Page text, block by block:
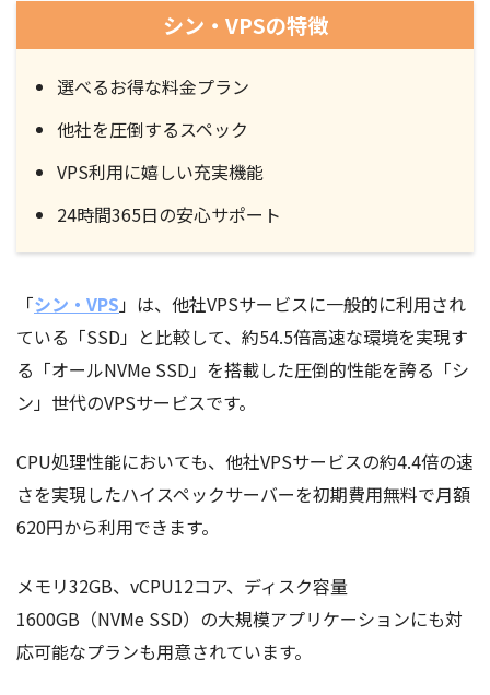
シン・VPSの特徴
選べるお得な料金プラン
他社を圧倒するスペック
VPS利用に嬉しい充実機能
24時間365日の安心サポート
「シン・VPS 」は、他社VPSサービスに一般的に利用され
ている「SSD」と比較して、約54.5倍高速な環境を実現す
る「オールNVMe SSD」を搭載した圧倒的性能を誇る「シ
ン」世代のVPSサービスです。
CPU処理性能においても、他社VPSサービスの約4.4倍の速
さを実現したハイスペックサーバーを初期費用無料で月額
620円から利用できます。
メモリ32GB、vCPU12コア、ディスク容量
1600GB（NVMe SSD）の大規模アプリケーションにも対
応可能なプランも用意されています。